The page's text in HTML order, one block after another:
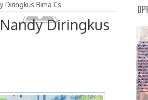
Diringkus Bima Cs
Diringkus